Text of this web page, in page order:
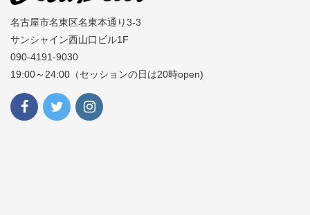
名古屋市名東区名東本通り3-3
サンシャイン西山口ビル1F
090-4191-9030
19:00～24:00（セッションの日は20時open)